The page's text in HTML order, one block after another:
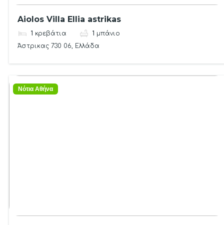
Aiolos Villa Ellia astrikas
1 κρεβάτια 1 μπάνιο
Άστρικας 730 06, Ελλάδα
Νότια Αθήνα